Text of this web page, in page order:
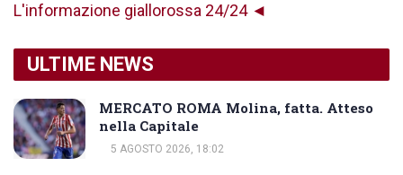
L'informazione giallorossa 24/24 ◄
ULTIME NEWS
MERCATO ROMA Molina, fatta. Atteso
nella Capitale
5 AGOSTO 2026, 18:02